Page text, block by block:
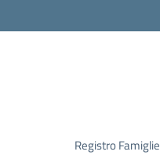
Registro Famiglie